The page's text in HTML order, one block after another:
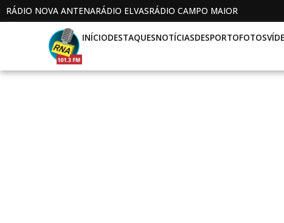
RÁDIO NOVA ANTENARÁDIO ELVASRÁDIO CAMPO MAIOR
INÍCIODESTAQUESNOTÍCIASDESPORTOFOTOS